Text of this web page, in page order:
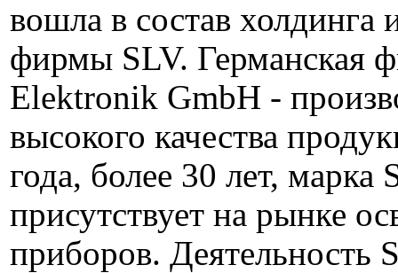
вошла в состав холдинга
фирмы SLV. Германская
Elektronik GmbH -
высокого качества
года, более 30 лет, марка
присутствует на рынке
приборов. Деятельность